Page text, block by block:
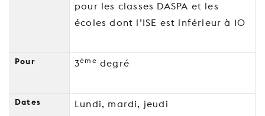
pour les classes DASPA et les
écoles dont l’ISE est inférieur à 10
Pour 3ème degré
Dates Lundi, mardi, jeudi